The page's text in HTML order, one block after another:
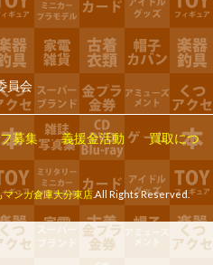
員会
募集 義援金活動
買取につ
ンガ倉庫大分東店.All Rights Reserved.